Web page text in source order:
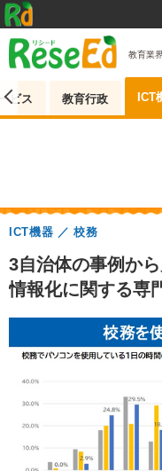
教育業
ビス 教育行政 ICT
3自治体の事例か
情報化に関する専
ICT機器 校務